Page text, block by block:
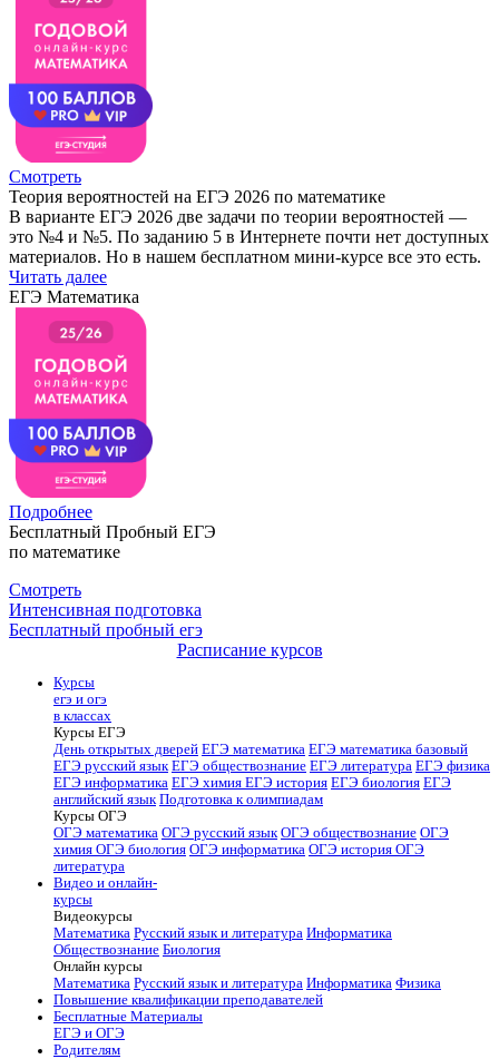
Смотреть
Теория вероятностей на ЕГЭ 2026 по математике
В варианте ЕГЭ 2026 две задачи по теории вероятностей —
это №4 и №5. По заданию 5 в Интернете почти нет доступных
материалов. Но в нашем бесплатном мини-курсе все это есть.
Читать далее
ЕГЭ Математика
Подробнее
Бесплатный Пробный ЕГЭ
по математике
Смотреть
Интенсивная подготовка
Бесплатный пробный егэ
Расписание курсов
Курсы
егэ и огэ
в классах
Курсы ЕГЭ
День открытых дверей ЕГЭ математика ЕГЭ математика базовый
ЕГЭ русский язык ЕГЭ обществознание ЕГЭ литература ЕГЭ физика
ЕГЭ информатика ЕГЭ химия ЕГЭ история ЕГЭ биология ЕГЭ
английский язык Подготовка к олимпиадам
Курсы ОГЭ
ОГЭ математика ОГЭ русский язык ОГЭ обществознание ОГЭ
химия ОГЭ биология ОГЭ информатика ОГЭ история ОГЭ
литература
Видео и онлайн-
курсы
Видеокурсы
Математика Русский язык и литература Информатика
Обществознание Биология
Онлайн курсы
Математика Русский язык и литература Информатика Физика
Повышение квалификации преподавателей
Бесплатные Материалы
ЕГЭ и ОГЭ
Родителям